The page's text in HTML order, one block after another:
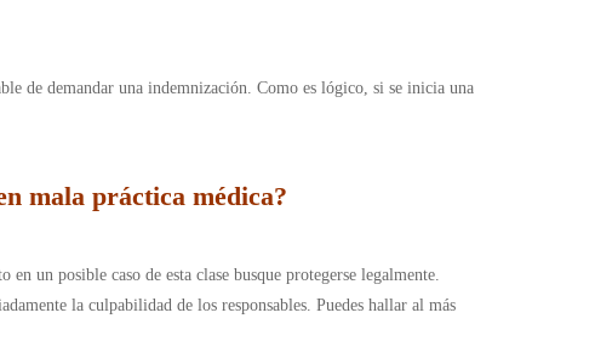
de demandar una indemnización. Como es lógico, si se inicia una
mala práctica médica?
un posible caso de esta clase busque protegerse legalmente.
la culpabilidad de los responsables. Puedes hallar al más